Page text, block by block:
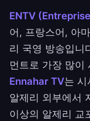
ENTV
어, 프랑스어, 아
리 국영 방송입니
먼트로 가장 많이
Ennahar TV는 시
알제리 외부에서
이상의 알제리 교